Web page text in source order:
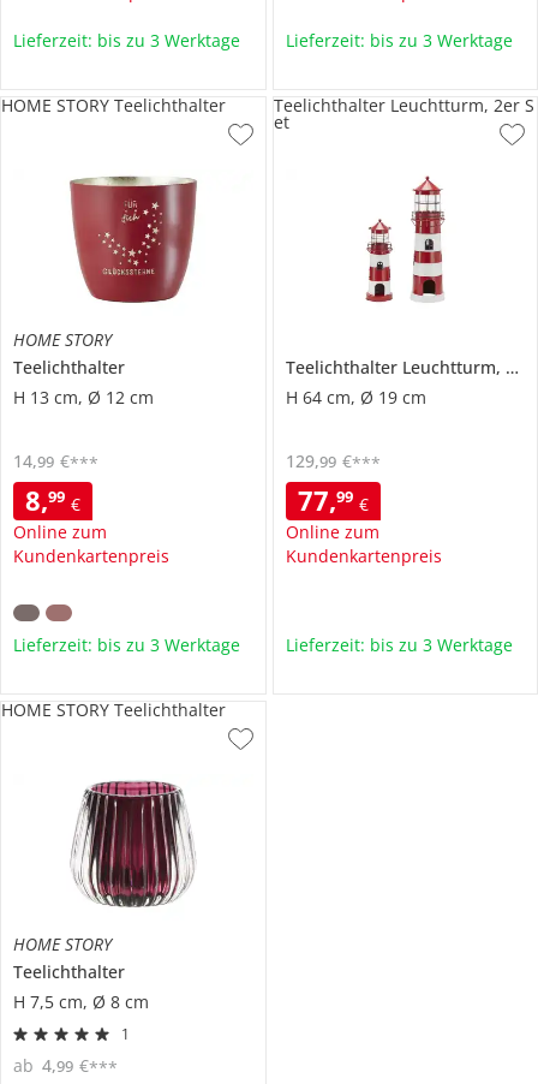
Lieferzeit: bis zu 3 Werktage Lieferzeit: bis zu 3 Werktage
HOME STORY
Teelichthalter
H 13 cm, Ø 12 cm
8,99 €
Online zum
Kundenkartenpreis
14,99 €***
HOME STORY Teelichthalter
Lieferzeit: bis zu 3 Werktage
Teelichthalter Leuchtturm, 2er Set
H 64 cm, Ø 19 cm
77,99 €
Online zum
Kundenkartenpreis
129,99 €***
Teelichthalter Leuchtturm, 2er S
et
Lieferzeit: bis zu 3 Werktage
HOME STORY
Teelichthalter
H 7,5 cm, Ø 8 cm
1
ab 4,99 €***
HOME STORY Teelichthalter